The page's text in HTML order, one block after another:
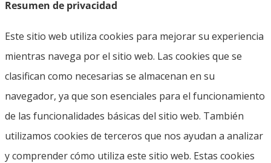
Resumen de privacidad
Este sitio web utiliza cookies para mejorar su experiencia
mientras navega por el sitio web. Las cookies que se
clasifican como necesarias se almacenan en su
navegador, ya que son esenciales para el funcionamiento
de las funcionalidades básicas del sitio web. También
utilizamos cookies de terceros que nos ayudan a analizar
y comprender cómo utiliza este sitio web. Estas cookies